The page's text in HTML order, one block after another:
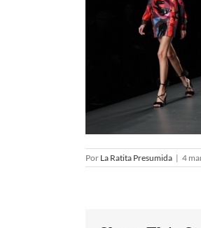
Por La Ratita Presumida | 4